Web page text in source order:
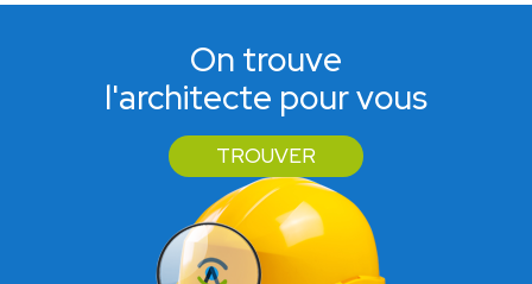
On trouve
l'architecte pour vous
TROUVER